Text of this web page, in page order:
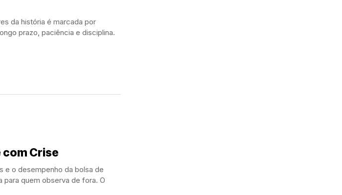
da história é marcada por
prazo, paciência e disciplina.
com Crise
e o desempenho da bolsa de
quem observa de fora. O